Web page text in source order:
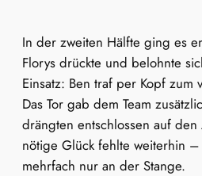
In der zweiten Hälfte ging es
Florys drückte und belohnte
Einsatz: Ben traf per Kopf zum
Das Tor gab dem Team
drängten entschlossen auf
nötige Glück fehlte weiterhin
mehrfach nur an der Stange.